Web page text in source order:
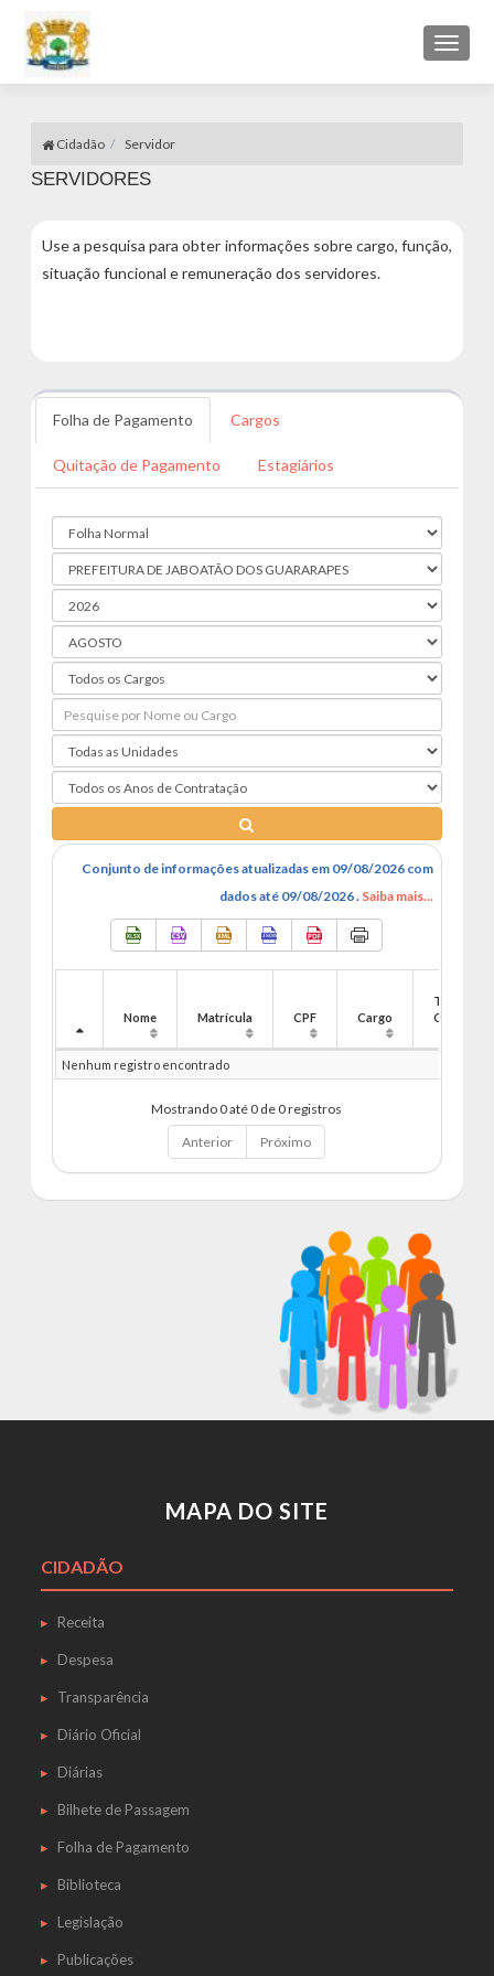
Toggle
Cidadão Servidor
SERVIDORES
Use a pesquisa para obter informações sobre cargo, função,
situação funcional e remuneração dos servidores.
Folha de Pagamento Cargos
Quitação de Pagamento Estagiários
Conjunto de informações atualizadas em 09/08/2026 com
dados até 09/08/2026 . Saiba mais...
Nome Matrícula CPF Cargo
Tipo
Cargo
Nenhum registro encontrado
Mostrando 0 até 0 de 0 registros
Anterior
Próximo
MAPA DO SITE
CIDADÃO
Receita
Despesa
Transparência
Diário Oficial
Diárias
Bilhete de Passagem
Folha de Pagamento
Biblioteca
Legislação
Publicações